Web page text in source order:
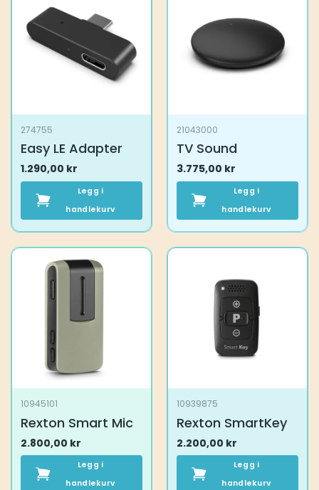
274755
Easy LE Adapter
1.290,00 kr
Legg i
handlekurv
21043000
TV Sound
3.775,00 kr
Legg i
handlekurv
10945101
Rexton Smart Mic
2.800,00 kr
Legg i
handlekurv
10939875
Rexton SmartKey
2.200,00 kr
Legg i
handlekurv